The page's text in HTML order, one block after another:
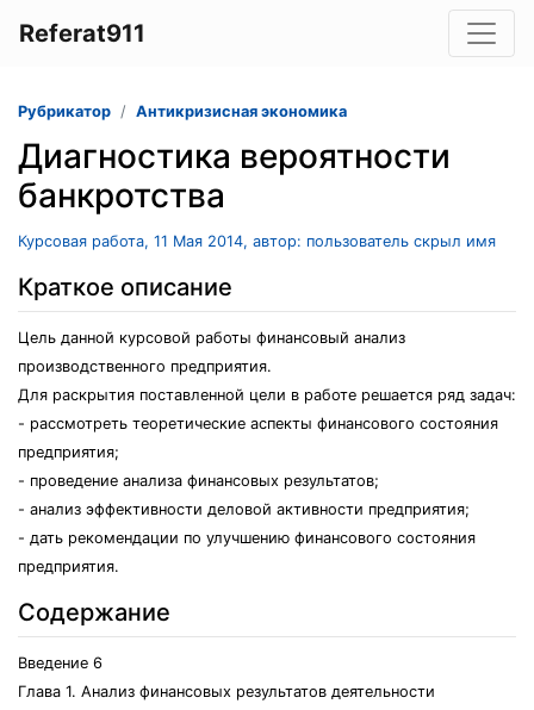
Referat911
Рубрикатор Антикризисная экономика
Диагностика вероятности
банкротства
Курсовая работа, 11 Мая 2014, автор: пользователь скрыл имя
Краткое описание
Цель данной курсовой работы финансовый анализ
производственного предприятия.
Для раскрытия поставленной цели в работе решается ряд задач:
- рассмотреть теоретические аспекты финансового состояния
предприятия;
- проведение анализа финансовых результатов;
- анализ эффективности деловой активности предприятия;
- дать рекомендации по улучшению финансового состояния
предприятия.
Содержание
Введение 6
Глава 1. Анализ финансовых результатов деятельности